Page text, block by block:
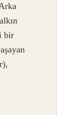
bir